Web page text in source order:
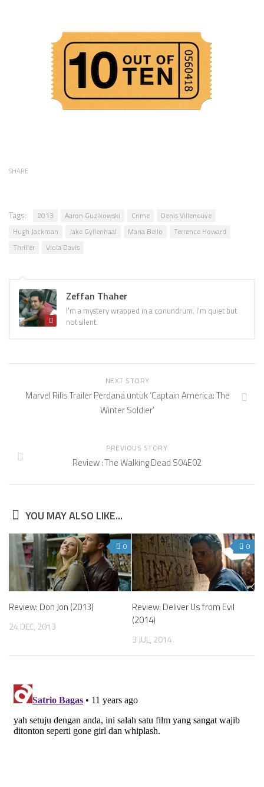
SHARE
Tags: 2013 Aaron Guzikowski Crime
Denis Villeneuve
Hugh Jackman
Jake Gyllenhaal Maria Bello
Terrence Howard
Thriller
Viola Davis
Zeffan Thaher
I'm a mystery wrapped in a conundrum. I'm quiet but
not silent.
NEXT STORY
Marvel Rilis Trailer Perdana untuk ‘Captain America: The
Winter Soldier’
PREVIOUS STORY
Review : The Walking Dead S04E02
YOU MAY ALSO LIKE...
0
Review: Don Jon (2013)
24 DEC, 2013
0
Review: Deliver Us from Evil
(2014)
3 JUL, 2014